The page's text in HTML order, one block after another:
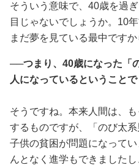
そういう意味で、40歳を過
目じゃないでしょうか。10
まだ夢を見ている最中ですか
──つまり、40歳になった「
人になっているということ
そうですね。本来人間は、
するものですが、「のび太
子供の貧困が問題になって
んとなく進学もできました